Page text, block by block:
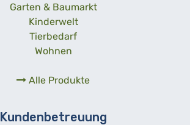
Garten & Baumarkt
Kinderwelt
Tierbedarf
Wohnen
Alle Produkte
Kundenbetreuung